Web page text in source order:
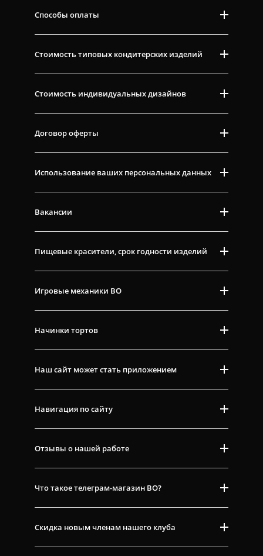
Способы оплаты
Стоимость типовых кондитерских изделий
Стоимость индивидуальных дизайнов
Договор оферты
Использование ваших персональных данных
Вакансии
Пищевые красители, срок годности изделий
Игровые механики ВО
Начинки тортов
Наш сайт может стать приложением
Навигация по сайту
Отзывы о нашей работе
Что такое телеграм-магазин ВО?
Скидка новым членам нашего клуба